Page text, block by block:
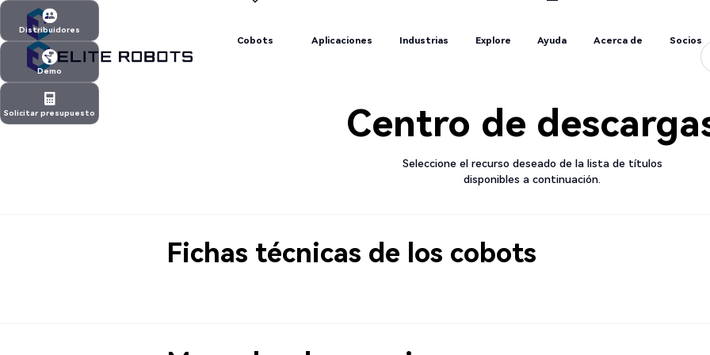
Distribuidores
Distribuidores
Demo
Demo
Solicitar presupuesto
Cobots
Aplicaciones
Industrias
Explore
Ayuda
Acerca de
Socios
Centro de
Seleccione el recurso deseado de la lista de títulos
disponibles a continuación.
Fichas técnicas de los cobots